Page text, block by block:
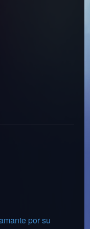
por su